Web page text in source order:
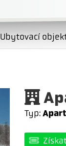
Ubytovací
Typ: